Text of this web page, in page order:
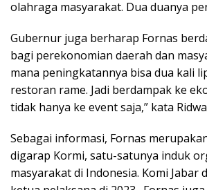
olahraga masyarakat. Dua duanya
Gubernur juga berharap Fornas
bagi perekonomian daerah dan
mana peningkatannya bisa dua kali
restoran rame. Jadi berdampak ke
tidak hanya ke event saja,” kata
Sebagai informasi, Fornas
digarap Kormi, satu-satunya induk
masyarakat di Indonesia. Komi Jabar